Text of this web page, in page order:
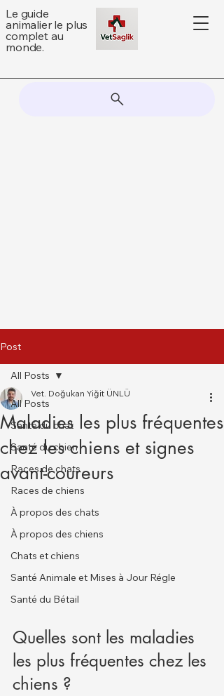
Le guide
animalier le plus
complet au
monde.
Post
All Posts
Santé du chat
Santé du chien
Races de chats
Races de chiens
À propos des chats
À propos des chiens
Chats et chiens
Santé Animale et Mises à Jour Régle
Santé du Bétail
All Posts
Maladies les plus fréquentes
chez les chiens et signes
avant-coureurs
Vet. Doğukan Yiğit ÜNLÜ
Quelles sont les maladies
les plus fréquentes chez les
chiens ?